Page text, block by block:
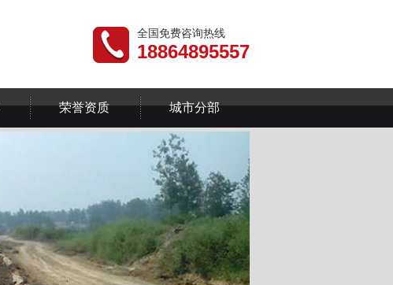
全国免费咨询热线
18864895557
荣誉资质 城市分部